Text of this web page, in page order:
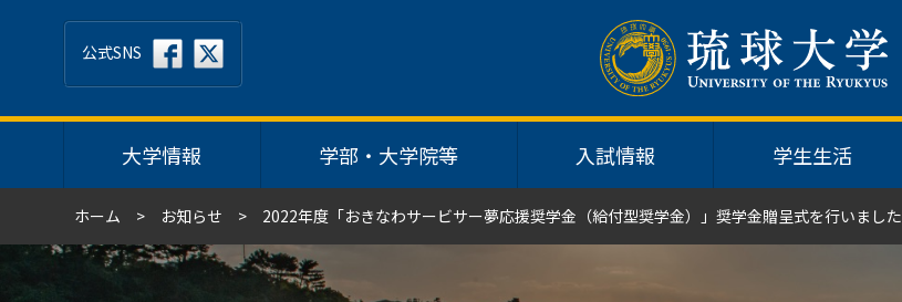
大学情報 学部・大学院等 入試情報 学生生活
公式SNS
ホーム お知らせ 2022年度「おきなわサービサー夢応援奨学金（給付型奨学金）」奨学金贈呈式を行いました